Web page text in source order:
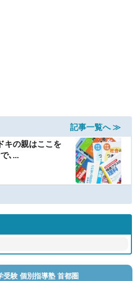
記事一覧へ ≫
キの親はここを
､...
受験 個別指導塾 首都圏